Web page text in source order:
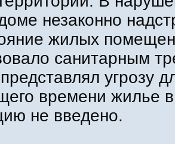
незаконно
жилых
санитарным
угрозу
времени жилье в
не введено.